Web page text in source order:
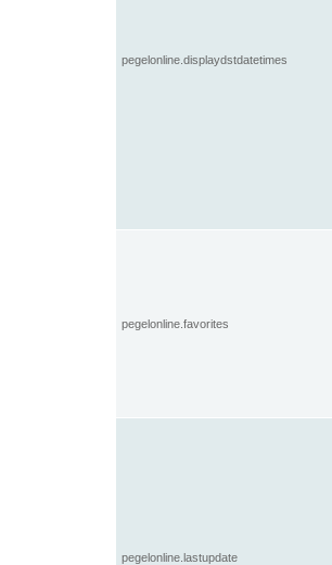
pegelonline.displaydstdatetimes
pegelonline.favorites
pegelonline.lastupdate